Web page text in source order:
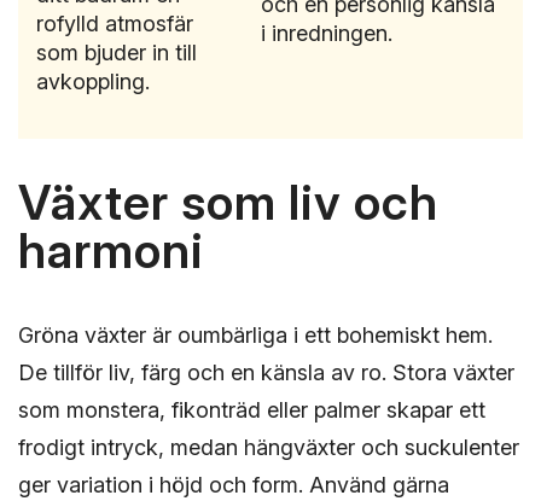
rofylld atmosfär
som bjuder in till
avkoppling.
i inredningen.
Växter som liv och
harmoni
Gröna växter är oumbärliga i ett bohemiskt hem.
De tillför liv, färg och en känsla av ro. Stora växter
som monstera, fikonträd eller palmer skapar ett
frodigt intryck, medan hängväxter och suckulenter
ger variation i höjd och form. Använd gärna